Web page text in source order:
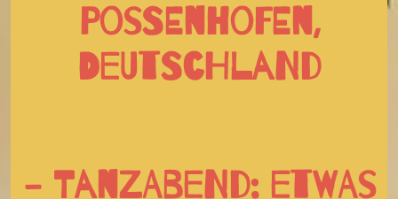
Possenhofen,
Deutschland
- Tanzabend: etwas